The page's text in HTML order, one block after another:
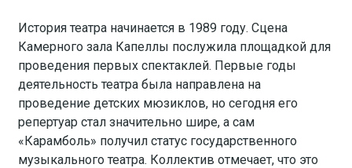
История театра начинается в 1989 году. Сцена
Камерного зала Капеллы послужила площадкой для
проведения первых спектаклей. Первые годы
деятельность театра была направлена на
проведение детских мюзиклов, но сегодня его
репертуар стал значительно шире, а сам
«Карамболь» получил статус государственного
музыкального театра. Коллектив отмечает, что это